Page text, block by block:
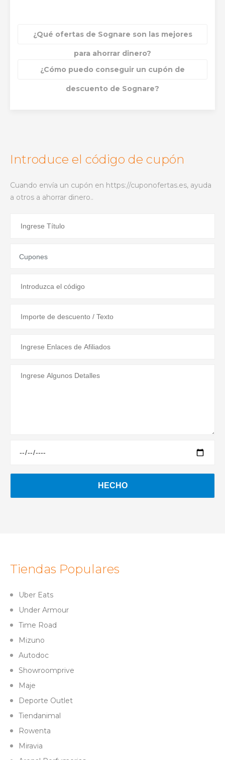
¿Qué ofertas de Sognare son las mejores
para ahorrar dinero?
¿Cómo puedo conseguir un cupón de
descuento de Sognare?
Introduce el código de cupón
Cuando envía un cupón en https://cuponofertas.es, ayuda
a otros a ahorrar dinero..
Tiendas Populares
Uber Eats
Under Armour
Time Road
Mizuno
Autodoc
Showroomprive
Maje
Deporte Outlet
Tiendanimal
Rowenta
Miravia